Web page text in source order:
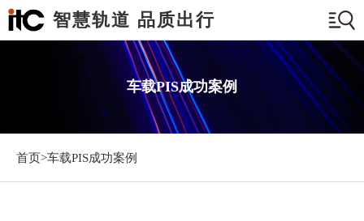
智慧轨道 品质出行
车载PIS成功案例
首页>车载PIS成功案例